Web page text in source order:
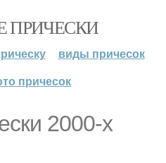
ПРИЧЕСКИ
виды причесок
причесок
2000-х